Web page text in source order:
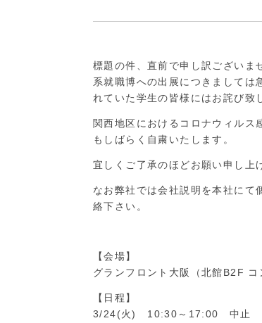
標題の件、直前で申し訳ございま
系就職博への出展につきましては
れていた学生の皆様にはお詫び致
関西地区におけるコロナウィルス
もしばらく自粛いたします。
宜しくご了承のほどお願い申し上
なお弊社では会社説明を本社にて
絡下さい。
【会場】
グランフロント大阪（北館B2F コ
【日程】
3/24(火) 10:30～17:00 中止